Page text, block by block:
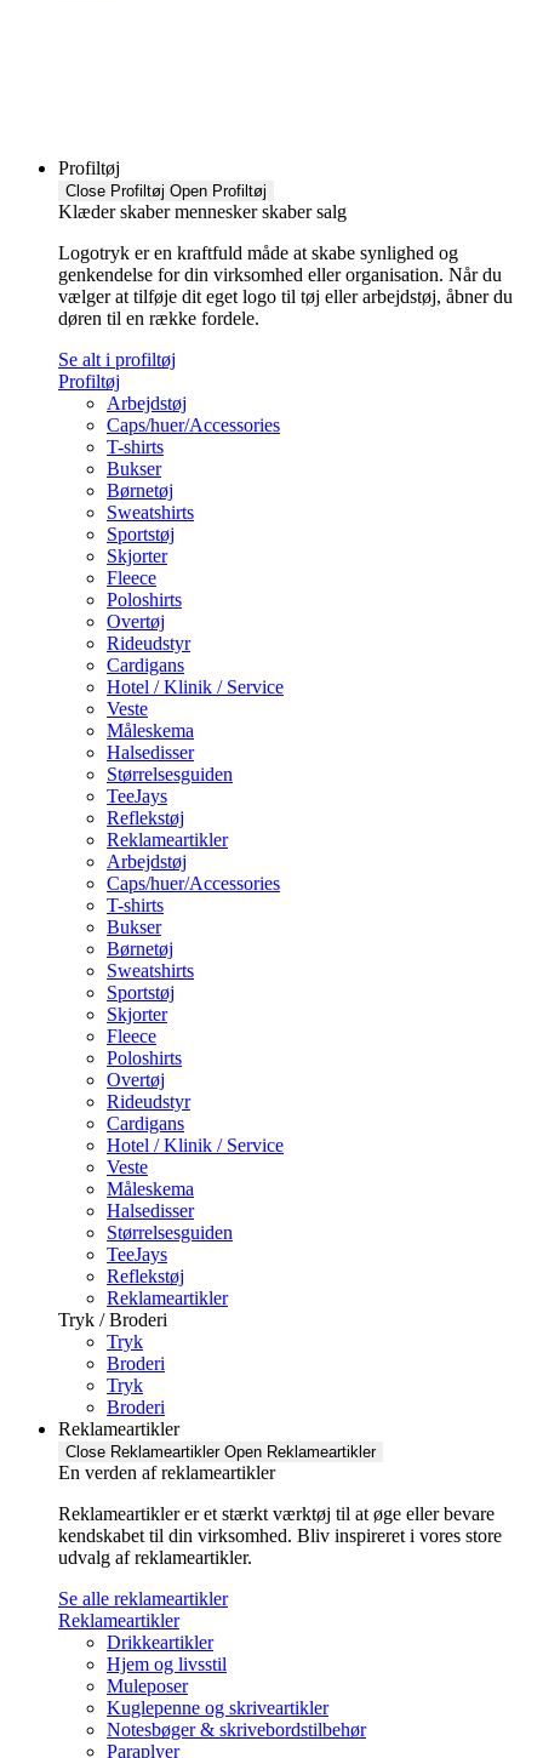
Profiltøj
Close Profiltøj Open Profiltøj
Klæder skaber mennesker skaber salg
Logotryk er en kraftfuld måde at skabe synlighed og
genkendelse for din virksomhed eller organisation. Når du
vælger at tilføje dit eget logo til tøj eller arbejdstøj, åbner du
døren til en række fordele.
Se alt i profiltøj
Profiltøj
Arbejdstøj
Caps/huer/Accessories
T-shirts
Bukser
Børnetøj
Sweatshirts
Sportstøj
Skjorter
Fleece
Poloshirts
Overtøj
Rideudstyr
Cardigans
Hotel / Klinik / Service
Veste
Måleskema
Halsedisser
Størrelsesguiden
TeeJays
Reflekstøj
Reklameartikler
Arbejdstøj
Caps/huer/Accessories
T-shirts
Bukser
Børnetøj
Sweatshirts
Sportstøj
Skjorter
Fleece
Poloshirts
Overtøj
Rideudstyr
Cardigans
Hotel / Klinik / Service
Veste
Måleskema
Halsedisser
Størrelsesguiden
TeeJays
Reflekstøj
Reklameartikler
Tryk / Broderi
Tryk
Broderi
Tryk
Broderi
Reklameartikler
Close Reklameartikler Open Reklameartikler
En verden af reklameartikler ​
Reklameartikler er et stærkt værktøj til at øge eller bevare
kendskabet til din virksomhed. Bliv inspireret i vores store
udvalg af reklameartikler.
Se alle reklameartikler
Reklameartikler
Drikkeartikler
Hjem og livsstil
Muleposer
Kuglepenne og skriveartikler
Notesbøger & skrivebordstilbehør
Paraplyer